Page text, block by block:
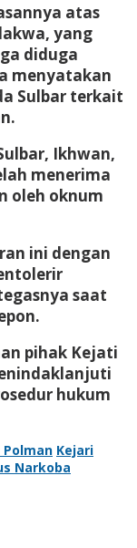
atas
yang
diduga
menyatakan
Sulbar terkait
Ikhwan,
menerima
oleh oknum
ini dengan
saat
pihak Kejati
hukum
Polman Kejari
Narkoba